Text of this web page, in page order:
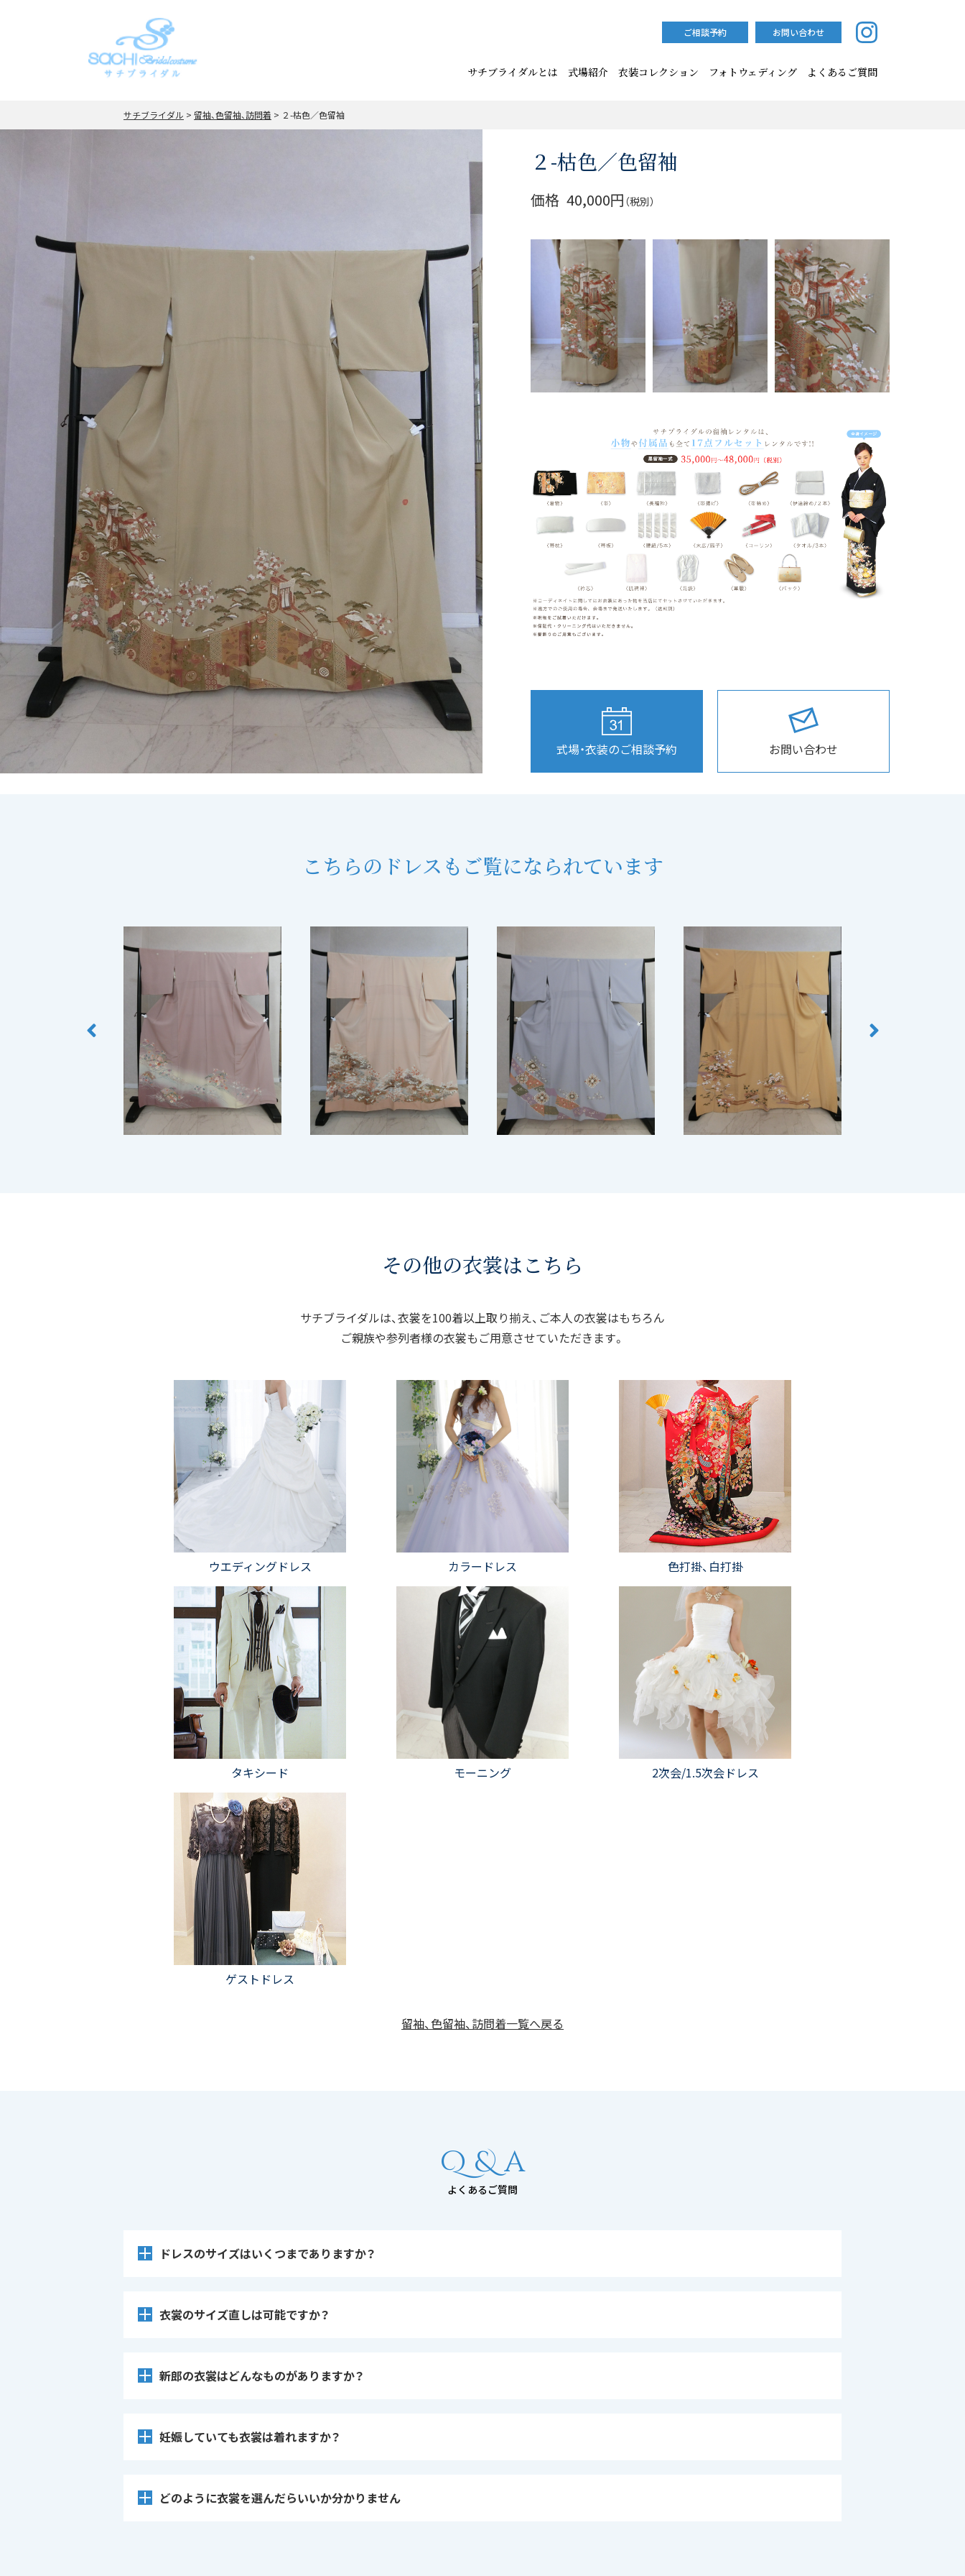
サチブライダルとは 式場紹介 衣装コレクション フォトウェディング よくあるご質問
ご相談予約 お問い合わせ
サチブライダル > 留袖、色留袖、訪問着 > ２-枯色／色留袖
２-枯色／色留袖
価格 40,000円 （税別）
式場・衣装のご相談予約 お問い合わせ
こちらのドレスも ご覧になられています
その他の衣裳はこちら
サチブライダルは、衣裳を100着以上取り揃え、ご本人の衣裳はもちろん
ご親族や参列者様の衣裳もご用意させていただきます。
ウエディングドレス カラードレス 色打掛、白打掛
タキシード モーニング 2次会/1.5次会ドレス
ゲストドレス
留袖、色留袖、訪問着一覧へ戻る
Q & a
よくあるご質問
ドレスのサイズはいくつまでありますか？
衣裳のサイズ直しは可能ですか？
新郎の衣裳はどんなものがありますか？
妊娠していても衣裳は着れますか？
どのように衣裳を選んだらいいか分かりません